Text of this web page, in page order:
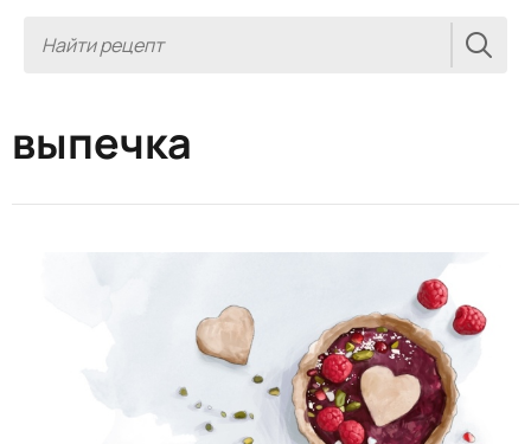
выпечка